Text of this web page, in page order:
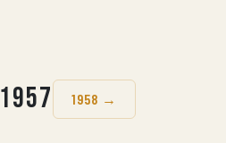
1957 1958 →